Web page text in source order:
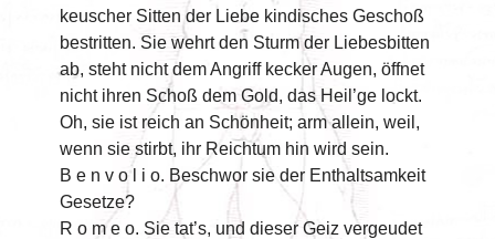
keuscher Sitten der Liebe kindisches Geschoß
bestritten. Sie wehrt den Sturm der Liebesbitten
ab, steht nicht dem Angriff kecker Augen, öffnet
nicht ihren Schoß dem Gold, das Heil’ge lockt.
Oh, sie ist reich an Schönheit; arm allein, weil,
wenn sie stirbt, ihr Reichtum hin wird sein.
B e n v o l i o. Beschwor sie der Enthaltsamkeit
Gesetze?
R o m e o. Sie tat’s, und dieser Geiz vergeudet